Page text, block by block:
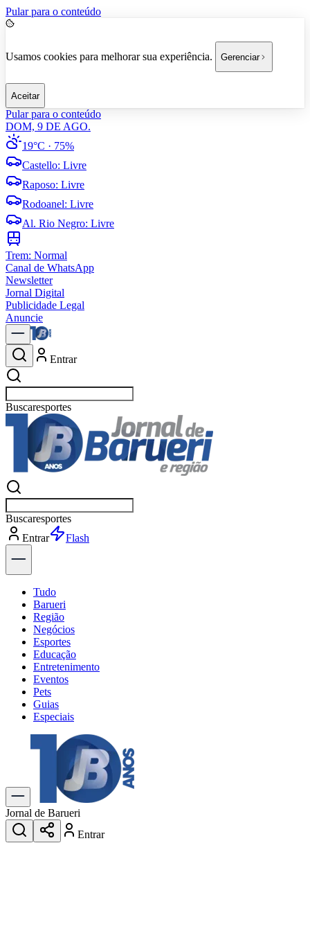
Pular para o conteúdo
Usamos cookies para melhorar sua experiência. Gerenciar
Aceitar
Pular para o conteúdo
DOM, 9 DE AGO.
19°C · 75%
Castello: Livre
Raposo: Livre
Rodoanel: Livre
Al. Rio Negro: Livre
Trem: Normal
Canal de WhatsApp
Newsletter
Jornal Digital
Publicidade Legal
Anuncie
Entrar
Buscarpolítica
Buscarpolítica
Entrar
Explorar
Tudo
Barueri
Região
Negócios
Esportes
Educação
Entretenimento
Eventos
Pets
Guias
Especiais
Explore Tudo
Últimas Notícias
Previsão do Tempo
Trânsito e Rotas
Dia a Dia & Lazer
Transportes
Gastronomia
Jornal de Barueri
Entrar